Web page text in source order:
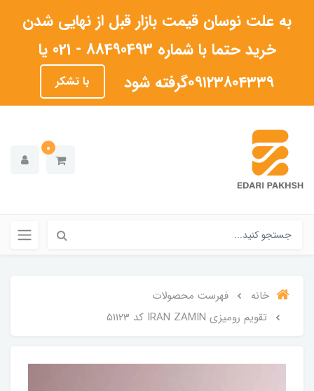
به علت نوسان قیمت بازار قبل از نهایی شدن
خرید حتما با شماره 88490493 - 021 یا
۰۹۱۲۳۸۰۴۳۳۹گرفته شود
با تشکر
0
خانه
فهرست محصولات
تقویم رومیزی IRAN ZAMIN کد 51123